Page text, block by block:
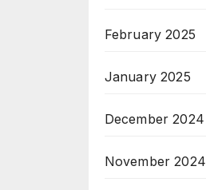
February 2025
January 2025
December 2024
November 2024